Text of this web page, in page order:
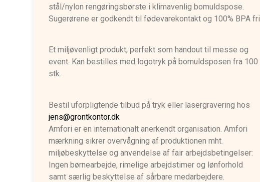
stål/nylon rengøringsbørste i klimavenlig bomuldspose.
Sugerørene er godkendt til fødevarekontakt og 100% BPA fri
Et miljøvenligt produkt, perfekt som handout til messe og
event. Kan bestilles med logotryk på bomuldsposen fra 100
stk.
Bestil uforpligtende tilbud på tryk eller lasergravering hos
jens@grontkontor.dk
Amfori er en internationalt anerkendt organisation. Amfori
mærkning sikrer overvågning af produktionen mht.
miljøbeskyttelse og anvendelse af fair arbejdsbetingelser:
Ingen børnearbejde, rimelige arbejdstimer og lønforhold
samt særlig beskyttelse af sårbare medarbejdere.